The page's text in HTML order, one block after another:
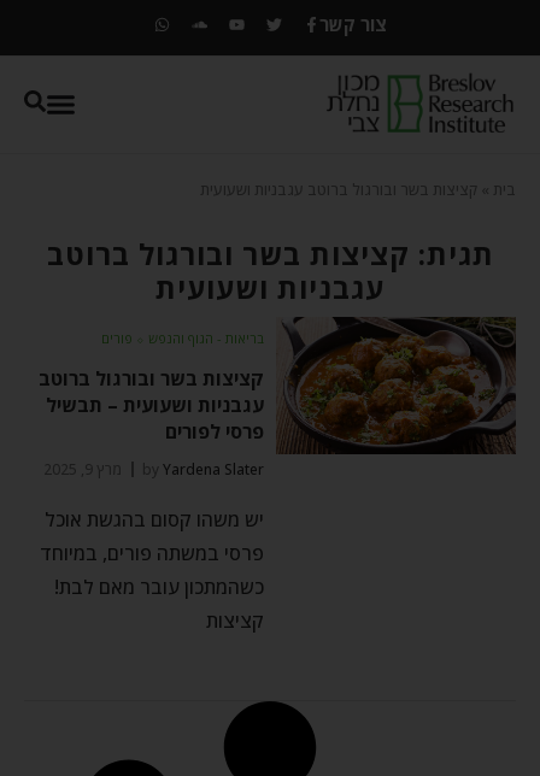
צור קשר
בית קציצות בשר ובורגול ברוטב עגבניות ושעועית
תגית: קציצות בשר ובורגול ברוטב
עגבניות ושעועית
בריאות - הגוף והנפש ⬦ פורים
קציצות בשר ובורגול ברוטב
עגבניות ושעועית – תבשיל
פרסי לפורים
byYardena Slater מרץ 9, 2025
יש משהו קסום בהגשת אוכל
פרסי במשתה פורים, במיוחד
כשהמתכון עובר מאם לבת!
קציצות